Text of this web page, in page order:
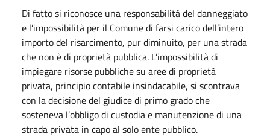
Di fatto si riconosce una responsabilità del danneggiato
e l’impossibilità per il Comune di farsi carico dell’intero
importo del risarcimento, pur diminuito, per una strada
che non è di proprietà pubblica. L’impossibilità di
impiegare risorse pubbliche su aree di proprietà
privata, principio contabile insindacabile, si scontrava
con la decisione del giudice di primo grado che
sosteneva l’obbligo di custodia e manutenzione di una
strada privata in capo al solo ente pubblico.